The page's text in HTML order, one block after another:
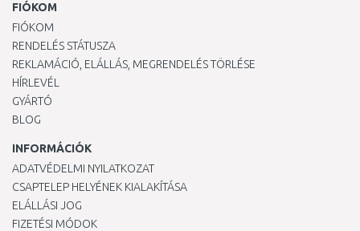
FIÓKOM
FIÓKOM
RENDELÉS STÁTUSZA
REKLAMÁCIÓ, ELÁLLÁS, MEGRENDELÉS TÖRLÉSE
HÍRLEVÉL
GYÁRTÓ
BLOG
INFORMÁCIÓK
ADATVÉDELMI NYILATKOZAT
CSAPTELEP HELYÉNEK KIALAKÍTÁSA
ELÁLLÁSI JOG
FIZETÉSI MÓDOK